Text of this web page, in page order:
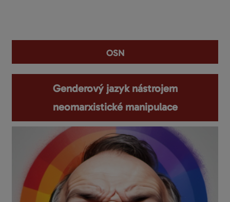
osn
Genderový jazyk nástrojem
neomarxistické manipulace